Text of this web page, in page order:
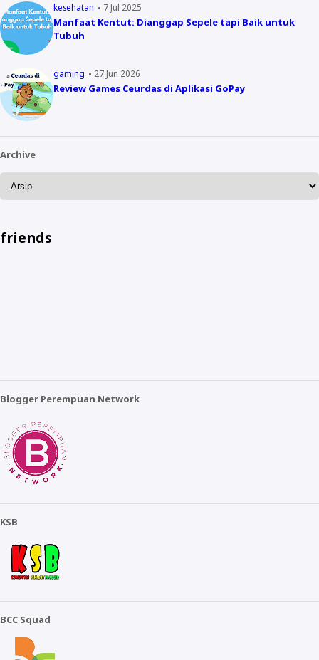
kesehatan 7 Jul 2025
Manfaat Kentut: Dianggap Sepele tapi Baik untuk
Tubuh
gaming 27 Jun 2026
Review Games Ceurdas di Aplikasi GoPay
Archive
friends
Blogger Perempuan Network
KSB
BCC Squad